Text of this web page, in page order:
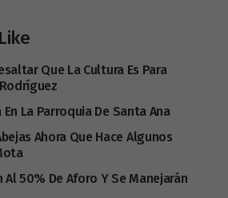
Que La Cultura Es Para
La Parroquia De Santa Ana
Ahora Que Hace Algunos
Al 50% De Aforo Y Se Manejarán